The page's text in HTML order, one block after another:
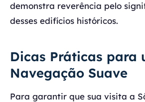
demonstra reverência pelo
desses edifícios históricos.
Dicas Práticas para
Navegação Suave
Para garantir que sua visita a